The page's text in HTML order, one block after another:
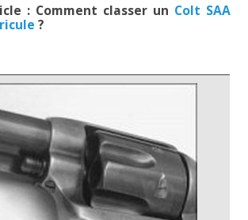
: Comment classer un Colt SAA
?